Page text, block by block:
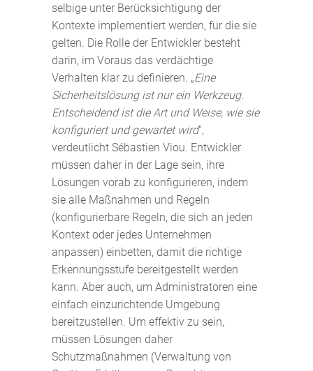
selbige unter Berücksichtigung der
Kontexte implementiert werden, für die sie
gelten. Die Rolle der Entwickler besteht
darin, im Voraus das verdächtige
Verhalten klar zu definieren. „Eine
Sicherheitslösung ist nur ein Werkzeug.
Entscheidend ist die Art und Weise, wie sie
konfiguriert und gewartet wird“,
verdeutlicht Sébastien Viou. Entwickler
müssen daher in der Lage sein, ihre
Lösungen vorab zu konfigurieren, indem
sie alle Maßnahmen und Regeln
(konfigurierbare Regeln, die sich an jeden
Kontext oder jedes Unternehmen
anpassen) einbetten, damit die richtige
Erkennungsstufe bereitgestellt werden
kann. Aber auch, um Administratoren eine
einfach einzurichtende Umgebung
bereitzustellen. Um effektiv zu sein,
müssen Lösungen daher
Schutzmaßnahmen (Verwaltung von